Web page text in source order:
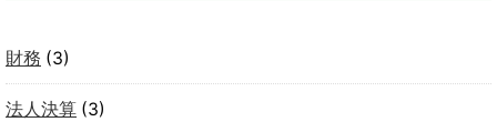
財務 (3)
法人決算 (3)